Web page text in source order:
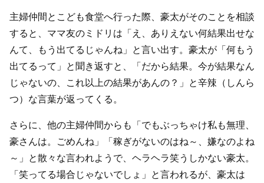
主婦仲間とこども食堂へ行った際、豪太がそのことを相談
すると、ママ友のミドリは「え、ありえない何結果出せな
んて、もう出てるじゃんね」と言い出す。豪太が「何もう
出てるって」と聞き返すと、「だから結果。今が結果なん
じゃないの、これ以上の結果があんの？」と辛辣（しんら
つ）な言葉が返ってくる。
さらに、他の主婦仲間からも「でもぶっちゃけ私も無理、
豪さんは。ごめんね」「稼ぎがないのはね～、嫌なのよね
～」と散々な言われようで、ヘラヘラ笑うしかない豪太。
「笑ってる場合じゃないでしょ」と言われるが、豪太は